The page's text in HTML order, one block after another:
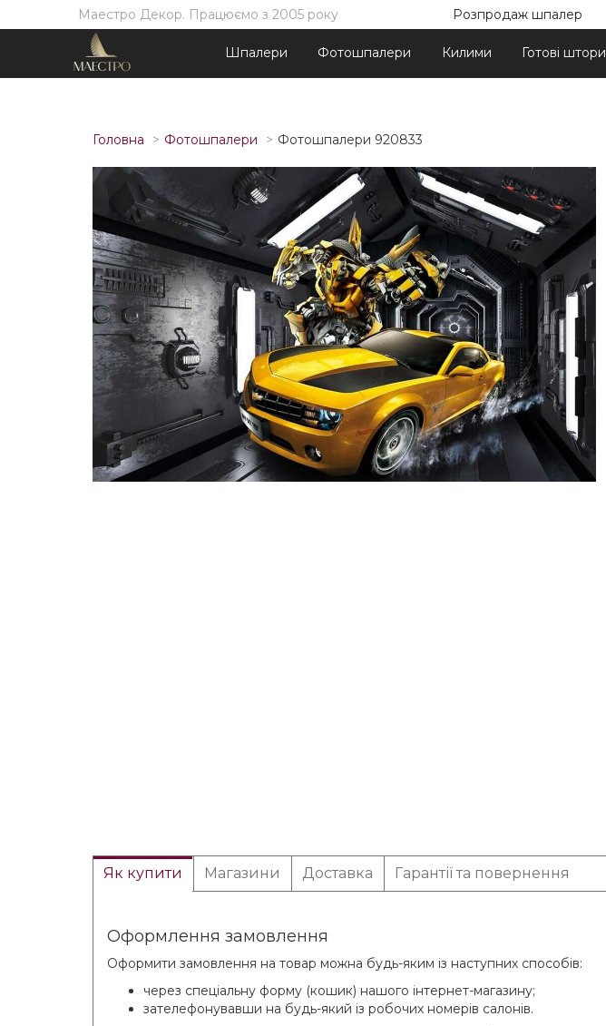
Маестро Декор. Працюємо з 2005 року Розпродаж шпалер
Шпалери Фотошпалери Килими Готові штори
Головна Фотошпалери Фотошпалери 920833
Як купити Магазини Доставка Гарантії та повернення
Оформлення замовлення
Оформити замовлення на товар можна будь-яким із наступних способів:
через спеціальну форму (кошик) нашого інтернет-магазину;
зателефонувавши на будь-який із робочих номерів салонів.